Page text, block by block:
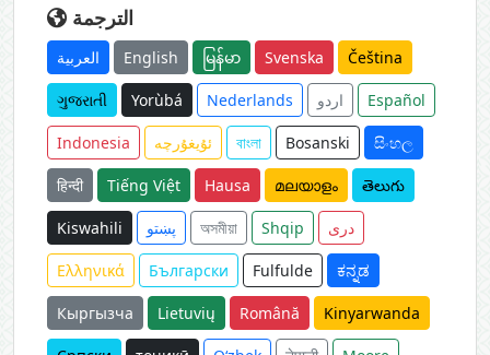
الترجمة
العربية English မြန်မာ Svenska Čeština
ગુજરાતી Yorùbá Nederlands اردو Español
Indonesia ئۇيغۇرچە বাংলা Bosanski සිංහල
हिन्दी Tiếng Việt Hausa മലയാളം తెలుగు
Kiswahili پښتو অসমীয়া Shqip دری
Ελληνικά Български Fulfulde ಕನ್ನಡ
Кыргызча Lietuvių Română Kinyarwanda